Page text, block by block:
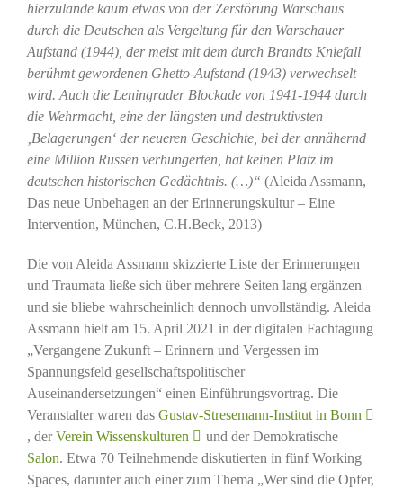
hierzulande kaum etwas von der Zerstörung Warschaus
durch die Deutschen als Vergeltung für den Warschauer
Aufstand (1944), der meist mit dem durch Brandts Kniefall
berühmt gewordenen Ghetto-Aufstand (1943) verwechselt
wird. Auch die Leningrader Blockade von 1941-1944 durch
die Wehrmacht, eine der längsten und destruktivsten
‚Belagerungen‘ der neueren Geschichte, bei der annähernd
eine Million Russen verhungerten, hat keinen Platz im
deutschen historischen Gedächtnis. (…)“ (Aleida Assmann,
Das neue Unbehagen an der Erinnerungskultur – Eine
Intervention, München, C.H.Beck, 2013)
Die von Aleida Assmann skizzierte Liste der Erinnerungen
und Traumata ließe sich über mehrere Seiten lang ergänzen
und sie bliebe wahrscheinlich dennoch unvollständig. Aleida
Assmann hielt am 15. April 2021 in der digitalen Fachtagung
„Vergangene Zukunft – Erinnern und Vergessen im
Spannungsfeld gesellschaftspolitischer
Auseinandersetzungen“ einen Einführungsvortrag. Die
Veranstalter waren das Gustav-Stresemann-Institut in Bonn
, derVerein Wissenskulturen
und der Demokratische
Salon. Etwa 70 Teilnehmende diskutierten in fünf Working
Spaces, darunter auch einer zum Thema „Wer sind die Opfer,